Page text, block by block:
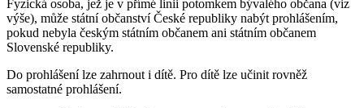
Fyzická osoba, jež je v přímé linii potomkem bývalého občana (viz
výše), může státní občanství České republiky nabýt prohlášením,
pokud nebyla českým státním občanem ani státním občanem
Slovenské republiky.
Do prohlášení lze zahrnout i dítě. Pro dítě lze učinit rovněž
samostatné prohlášení.